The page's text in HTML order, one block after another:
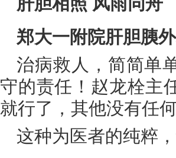
郑大一附院肝胆胰
治病救人，简简单
守的责任！赵龙栓主
就行了，其他没有任何
这种为医者的纯粹